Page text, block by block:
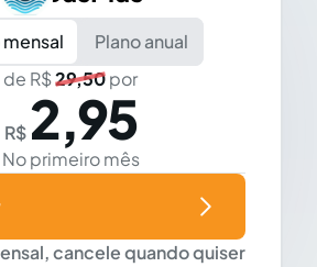
mensal
Plano anual
de R$29,50por
R$ 2,95
No primeiro mês
cancele quando quiser